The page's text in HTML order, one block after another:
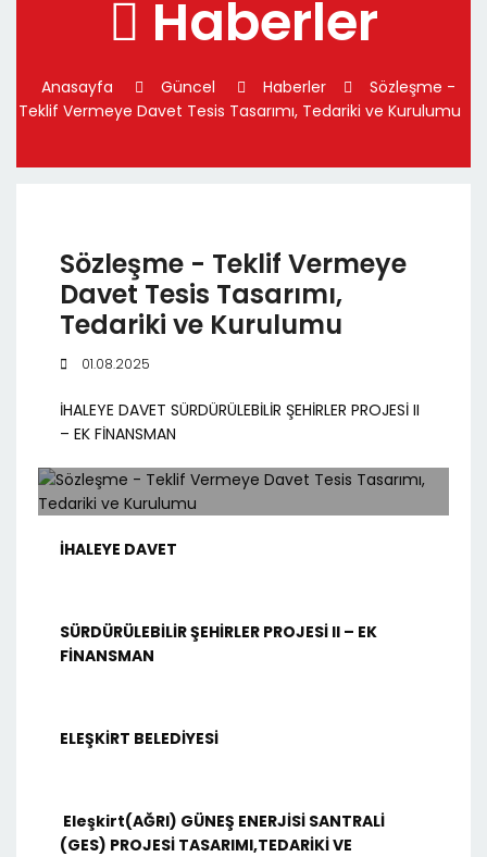
Haberler
Anasayfa Güncel Haberler
Sözleşme -
Teklif Vermeye Davet Tesis Tasarımı, Tedariki ve Kurulumu
Sözleşme - Teklif Vermeye
Davet Tesis Tasarımı,
Tedariki ve Kurulumu
01.08.2025
İHALEYE DAVET SÜRDÜRÜLEBİLİR ŞEHİRLER PROJESİ II
– EK FİNANSMAN
İHALEYE DAVET
SÜRDÜRÜLEBİLİR ŞEHİRLER PROJESİ II – EK
FİNANSMAN
ELEŞKİRT BELEDİYESİ
Eleşkirt(AĞRI) GÜNEŞ ENERJİSİ SANTRALİ
(GES) PROJESİ TASARIMI,TEDARİKİ VE